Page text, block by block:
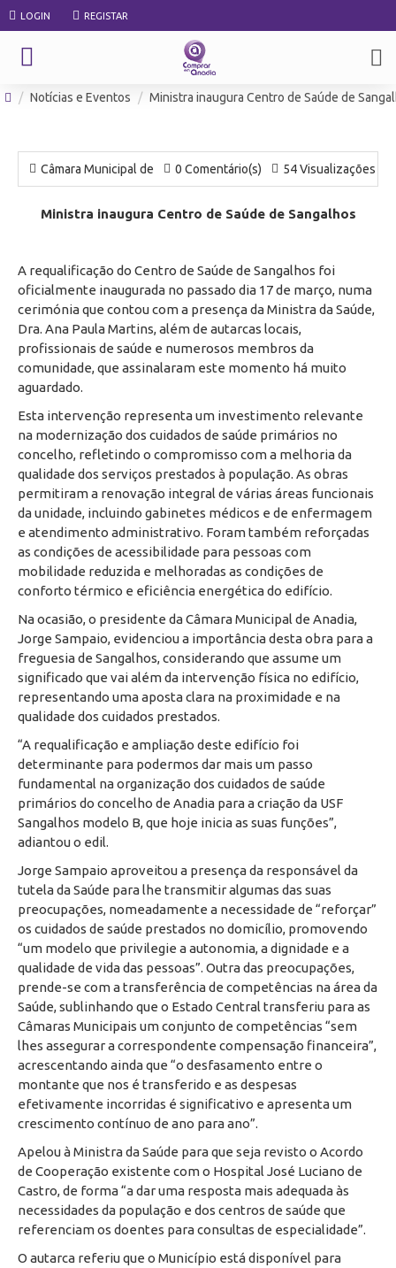
LOGIN REGISTAR
Notícias e Eventos Ministra inaugura Centro de Saúde de
Câmara Municipal de 0 Comentário(s) 54 Visualizações
Ministra inaugura Centro de Saúde de Sangalhos
A requalificação do Centro de Saúde de Sangalhos foi
oficialmente inaugurada no passado dia 17 de março, numa
cerimónia que contou com a presença da Ministra da Saúde,
Dra. Ana Paula Martins, além de autarcas locais,
profissionais de saúde e numerosos membros da
comunidade, que assinalaram este momento há muito
aguardado.
Esta intervenção representa um investimento relevante
na modernização dos cuidados de saúde primários no
concelho, refletindo o compromisso com a melhoria da
qualidade dos serviços prestados à população. As obras
permitiram a renovação integral de várias áreas funcionais
da unidade, incluindo gabinetes médicos e de enfermagem
e atendimento administrativo. Foram também reforçadas
as condições de acessibilidade para pessoas com
mobilidade reduzida e melhoradas as condições de
conforto térmico e eficiência energética do edifício.
Na ocasião, o presidente da Câmara Municipal de Anadia,
Jorge Sampaio, evidenciou a importância desta obra para a
freguesia de Sangalhos, considerando que assume um
significado que vai além da intervenção física no edifício,
representando uma aposta clara na proximidade e na
qualidade dos cuidados prestados.
“A requalificação e ampliação deste edifício foi
determinante para podermos dar mais um passo
fundamental na organização dos cuidados de saúde
primários do concelho de Anadia para a criação da USF
Sangalhos modelo B, que hoje inicia as suas funções”,
adiantou o edil.
Jorge Sampaio aproveitou a presença da responsável da
tutela da Saúde para lhe transmitir algumas das suas
preocupações, nomeadamente a necessidade de “reforçar”
os cuidados de saúde prestados no domicílio, promovendo
“um modelo que privilegie a autonomia, a dignidade e a
qualidade de vida das pessoas”. Outra das preocupações,
prende-se com a transferência de competências na área da
Saúde, sublinhando que o Estado Central transferiu para as
Câmaras Municipais um conjunto de competências “sem
lhes assegurar a correspondente compensação financeira”,
acrescentando ainda que “o desfasamento entre o
montante que nos é transferido e as despesas
efetivamente incorridas é significativo e apresenta um
crescimento contínuo de ano para ano”.
Apelou à Ministra da Saúde para que seja revisto o Acordo
de Cooperação existente com o Hospital José Luciano de
Castro, de forma “a dar uma resposta mais adequada às
necessidades da população e dos centros de saúde que
referenciam os doentes para consultas de especialidade”.
O autarca referiu que o Município está disponível para